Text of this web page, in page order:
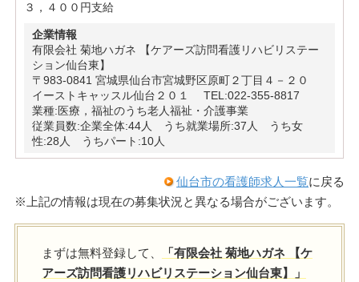
３，４００円支給
企業情報
有限会社 菊地ハガネ 【ケアーズ訪問看護リハビリステー
ション仙台東】
〒983-0841 宮城県仙台市宮城野区原町２丁目４－２０
イーストキャッスル仙台２０１ TEL:022-355-8817
業種:医療，福祉のうち老人福祉・介護事業
従業員数:企業全体:44人 うち就業場所:37人 うち女
性:28人 うちパート:10人
仙台市の看護師求人一覧に戻る
※上記の情報は現在の募集状況と異なる場合がございます。
まずは無料登録して、
「有限会社 菊地ハガネ 【ケ
アーズ訪問看護リハビリステーション仙台東】」